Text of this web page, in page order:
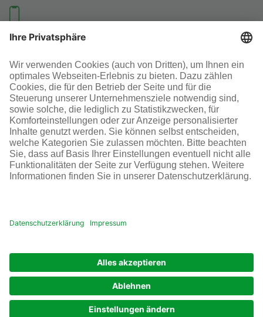
Investoren-Kontakt
+49 69 305-46300
SOCIAL MEDIA
AGB Impressum Datenschutz Cookie-Einstellungen